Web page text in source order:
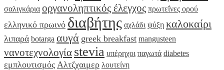
σαλιγκάρια οργανοληπτικός έλεγχος πρωτεΐνες ορού
ελληνικό πρωινό διαβήτης αχλάδι ψύξη καλοκαίρι
λιπαρά botarga αυγά greek breakfast mangusteen
νανοτεχνολογία stevia υπέρηχοι παγωτά diabetes
εμπλουτισμός Αλτζχαιμερ λουτείνη